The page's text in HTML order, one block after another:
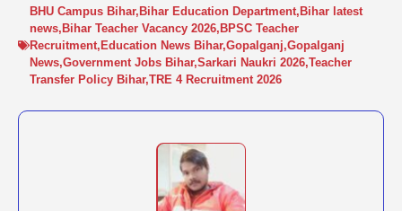
BHU Campus Bihar, Bihar Education Department, Bihar latest
news, Bihar Teacher Vacancy 2026, BPSC Teacher
Recruitment, Education News Bihar,Gopalganj,Gopalganj
News,Government Jobs Bihar,Sarkari Naukri 2026,Teacher
Transfer Policy Bihar,TRE 4 Recruitment 2026